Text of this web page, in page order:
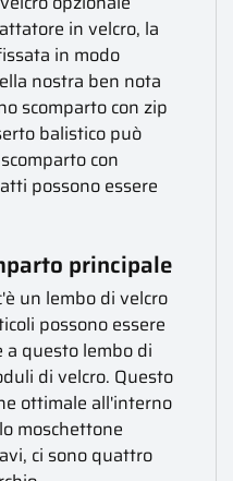
in velcro, la
in modo
nostra ben nota
scomparto con zip
balistico può
con
possono essere
principale
un lembo di velcro
possono essere
questo lembo di
di velcro. Questo
ottimale all'interno
moschettone
ci sono quattro